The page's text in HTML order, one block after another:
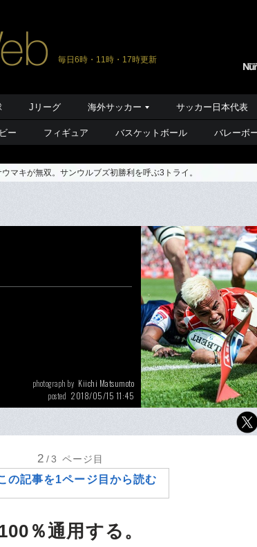
毎日6時・11時・17時更新
Jリーグ 海外サッカー サッカー日本代表
ー フィギュア バスケットボール バレーボ
ウマキが無双。サンウルブズ初勝利を呼ぶ3トライ。
photograph by Kiichi Matsumoto
posted 2018/05/15 11:45
力強い突進でトライを量
2 /3 ページ目
の記事を1ページ目から読む
％通用する。